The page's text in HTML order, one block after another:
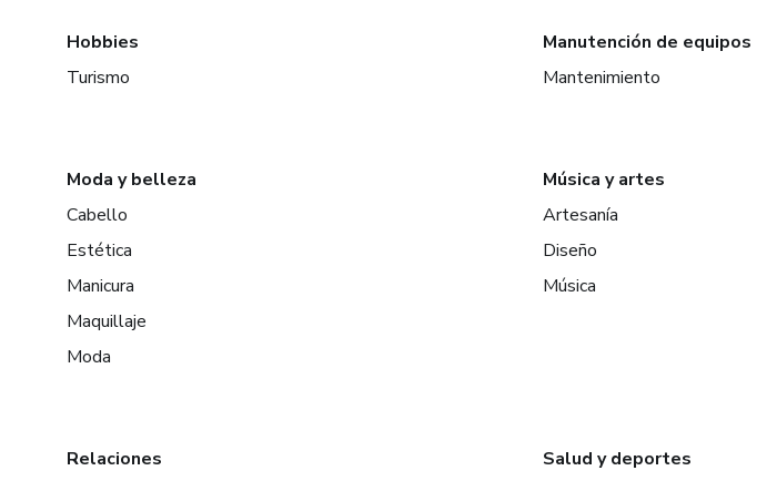
Hobbies
Turismo
Manutención de equipos
Mantenimiento
Moda y belleza
Cabello
Estética
Manicura
Maquillaje
Moda
Música y artes
Artesanía
Diseño
Música
Relaciones
Salud y deportes